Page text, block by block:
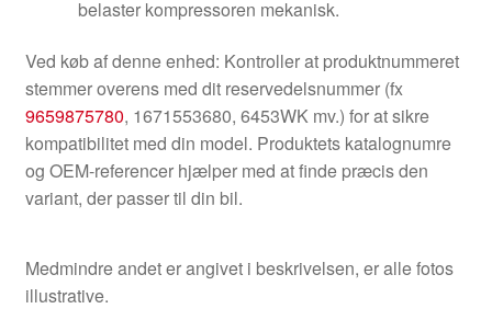
belaster kompressoren mekanisk.
Ved køb af denne enhed: Kontroller at produktnummeret
stemmer overens med dit reservedelsnummer (fx
9659875780, 1671553680, 6453WK mv.) for at sikre
kompatibilitet med din model. Produktets katalognumre
og OEM-referencer hjælper med at finde præcis den
variant, der passer til din bil.
Medmindre andet er angivet i beskrivelsen, er alle fotos
illustrative.